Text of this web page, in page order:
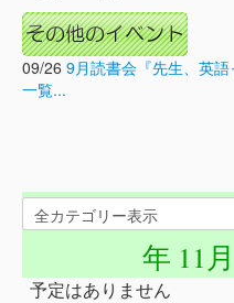
09/26 9月読書会『先生、英語
一覧...
年 11
予定はありません